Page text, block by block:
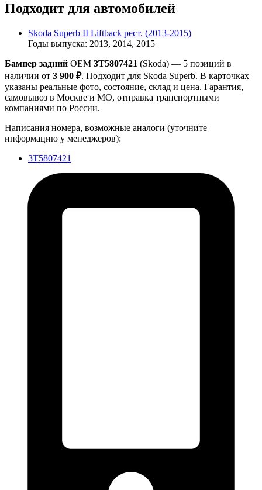
Подходит для автомобилей
Skoda Superb II Liftback рест. (2013-2015)
Годы выпуска: 2013, 2014, 2015
Бампер задний OEM 3T5807421 (Skoda) — 5 позиций в
наличии от 3 900 ₽. Подходит для Skoda Superb. В карточках
указаны реальные фото, состояние, склад и цена. Гарантия,
самовывоз в Москве и МО, отправка транспортными
компаниями по России.
Написания номера, возможные аналоги (уточните
информацию у менеджеров):
3T5807421